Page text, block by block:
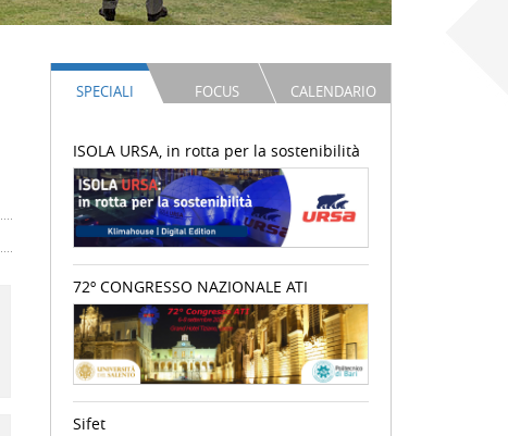
SPECIALI FOCUS CALENDARIO
ISOLA URSA, in rotta per la sostenibilità
72º CONGRESSO NAZIONALE ATI
Sifet